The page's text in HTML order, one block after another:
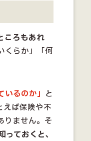
ころもあれ
くらか」「何
るのか」 と
ば保険や不
ません。そ
ておくと、